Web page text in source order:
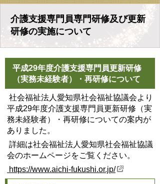
介護支援専門員専門研修及び更新
研修の実施について
平成29年度介護支援専門員更新研修
（実務未経験者）・再研修について
社会福祉法人愛知県社会福祉協議会より
平成29年度介護支援専門員更新研修（実
務未経験者）・再研修についての案内が
ありました。
詳細は社会福祉法人愛知県社会福祉協議
会のホームページをご覧ください。
https://www.aichi-fukushi.or.jp/